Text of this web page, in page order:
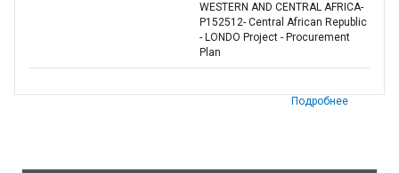
WESTERN AND CENTRAL AFRICA-
P152512- Central African Republic
- LONDO Project - Procurement
Plan
Подробнее